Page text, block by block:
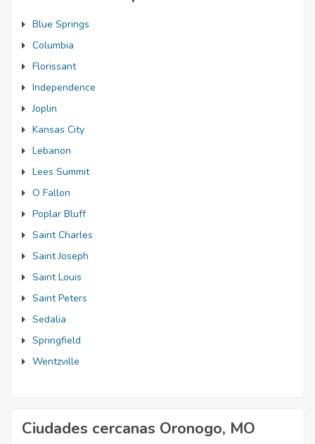
Blue Springs
Columbia
Florissant
Independence
Joplin
Kansas City
Lebanon
Lees Summit
O Fallon
Poplar Bluff
Saint Charles
Saint Joseph
Saint Louis
Saint Peters
Sedalia
Springfield
Wentzville
Ciudades cercanas Oronogo, MO